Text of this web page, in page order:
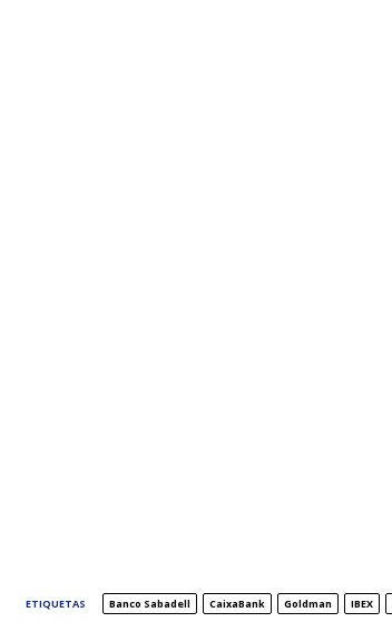
ETIQUETAS Banco Sabadell CaixaBank Goldman IBEX